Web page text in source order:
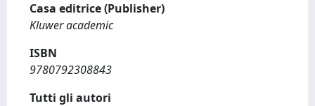
Casa editrice (Publisher)
Kluwer academic
ISBN
9780792308843
Tutti gli autori